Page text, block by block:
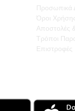
Προσωπικά
Όροι Χρήσης
Αποστολές
Τρόποι
Επιστροφές